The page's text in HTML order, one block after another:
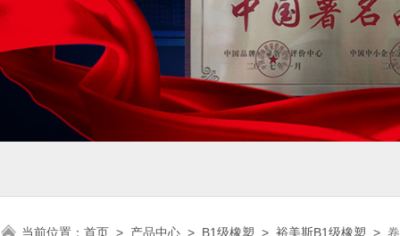
当前位置： 首页 > 产品中心 > B1级橡塑 > 裕美斯B1级橡塑 >